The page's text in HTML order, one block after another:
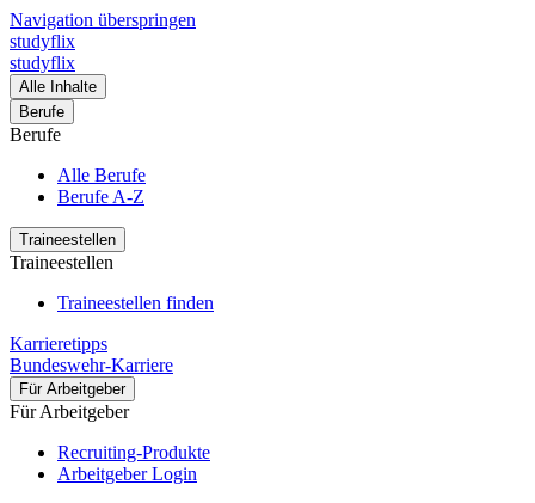
Navigation überspringen
studyflix
studyflix
Alle Inhalte
Berufe
Berufe
Alle Berufe
Berufe A-Z
Traineestellen
Traineestellen
Traineestellen finden
Karrieretipps
Bundeswehr-Karriere
Für Arbeitgeber
Für Arbeitgeber
Recruiting-Produkte
Arbeitgeber Login